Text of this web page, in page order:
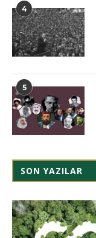
4
5
SON YAZILAR